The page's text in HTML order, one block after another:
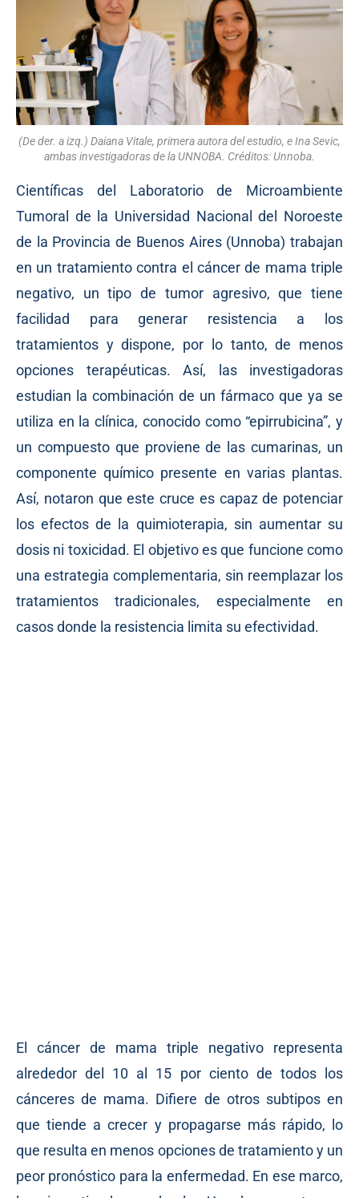
(De der. a izq.) Daiana Vitale, primera autora del estudio, e Ina Sevic,
ambas investigadoras de la UNNOBA. Créditos: Unnoba.
Científicas del Laboratorio de Microambiente
Tumoral de la Universidad Nacional del Noroeste
de la Provincia de Buenos Aires (Unnoba) trabajan
en un tratamiento contra el cáncer de mama triple
negativo, un tipo de tumor agresivo, que tiene
facilidad para generar resistencia a los
tratamientos y dispone, por lo tanto, de menos
opciones terapéuticas. Así, las investigadoras
estudian la combinación de un fármaco que ya se
utiliza en la clínica, conocido como “epirrubicina”, y
un compuesto que proviene de las cumarinas, un
componente químico presente en varias plantas.
Así, notaron que este cruce es capaz de potenciar
los efectos de la quimioterapia, sin aumentar su
dosis ni toxicidad. El objetivo es que funcione como
una estrategia complementaria, sin reemplazar los
tratamientos tradicionales, especialmente en
casos donde la resistencia limita su efectividad.
El cáncer de mama triple negativo representa
alrededor del 10 al 15 por ciento de todos los
cánceres de mama. Difiere de otros subtipos en
que tiende a crecer y propagarse más rápido, lo
que resulta en menos opciones de tratamiento y un
peor pronóstico para la enfermedad. En ese marco,